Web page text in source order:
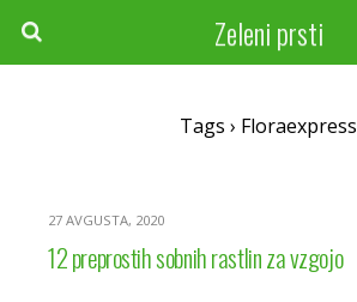
Zeleni prsti
Tags › Floraexpress
27 AVGUSTA, 2020
12 preprostih sobnih rastlin za vzgojo